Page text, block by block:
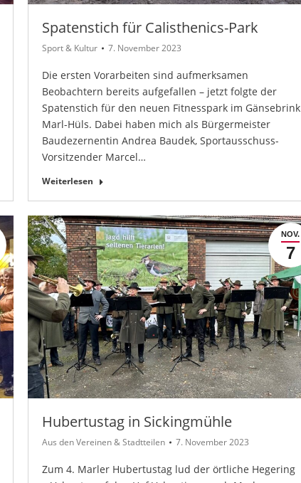
Spatenstich für Calisthenics-Park
Sport & Kultur 7. November 2023
Die ersten Vorarbeiten sind aufmerksamen
Beobachtern bereits aufgefallen – jetzt folgte der
Spatenstich für den neuen Fitnesspark im Gänsebrink
Marl-Hüls. Dabei haben mich als Bürgermeister
Baudezernentin Andrea Baudek, Sportausschuss-
Vorsitzender Marcel…
Weiterlesen
NOV.
7
Hubertustag in Sickingmühle
Aus den Vereinen & Stadtteilen 7. November 2023
Zum 4. Marler Hubertustag lud der örtliche Hegering